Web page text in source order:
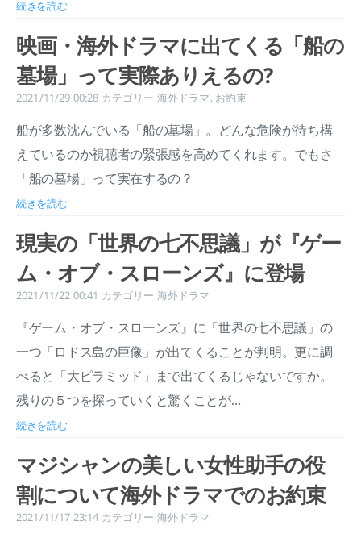
続きを読む
映画・海外ドラマに出てくる「船の
墓場」って実際ありえるの?
2021/11/29 00:28 カテゴリー 海外ドラマ, お約束
船が多数沈んでいる「船の墓場」。どんな危険が待ち構
えているのか視聴者の緊張感を高めてくれます。でもさ
「船の墓場」って実在するの？
続きを読む
現実の「世界の七不思議」が『ゲー
ム・オブ・スローンズ』に登場
2021/11/22 00:41 カテゴリー 海外ドラマ
『ゲーム・オブ・スローンズ』に「世界の七不思議」の
一つ「ロドス島の巨像」が出てくることが判明。更に調
べると「大ピラミッド」まで出てくるじゃないですか。
残りの５つを探っていくと驚くことが…
続きを読む
マジシャンの美しい女性助手の役
割について海外ドラマでのお約束
2021/11/17 23:14 カテゴリー 海外ドラマ